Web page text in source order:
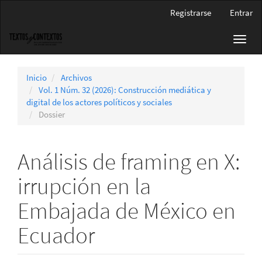
principal
Barra
Registrarse Entrar
Inicio
Archivos
Vol. 1 Núm. 32 (2026): Construcción mediática y
digital de los actores políticos y sociales
Dossier
Análisis de framing en X:
irrupción en la
Embajada de México en
Ecuador